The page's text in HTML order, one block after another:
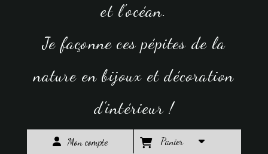
et l'océan.
Jefaçonne ces pépites de la
nature en bijoux et décoration
d'intérieur!
Mon compte Panier